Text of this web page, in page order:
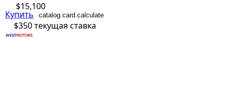
$15,100
Купить catalog.card.calculate
$350текущая ставка